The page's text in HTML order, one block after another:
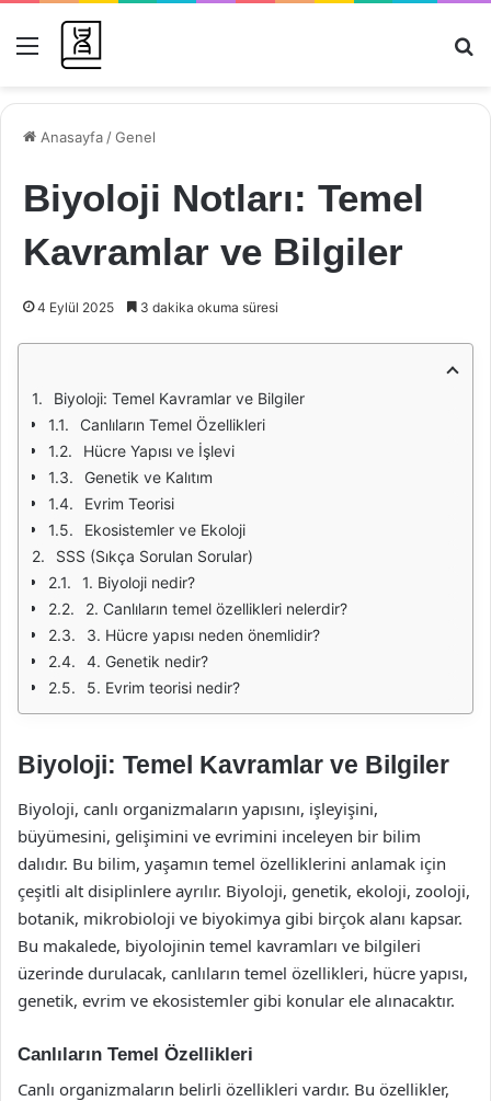
Menü
Anasayfa /Genel
Biyoloji Notları: Temel
Kavramlar ve Bilgiler
4 Eylül 2025 3 dakika okuma süresi
Biyoloji: Temel Kavramlar ve Bilgiler
Canlıların Temel Özellikleri
Hücre Yapısı ve İşlevi
Genetik ve Kalıtım
Evrim Teorisi
Ekosistemler ve Ekoloji
SSS (Sıkça Sorulan Sorular)
1. Biyoloji nedir?
2. Canlıların temel özellikleri nelerdir?
3. Hücre yapısı neden önemlidir?
4. Genetik nedir?
5. Evrim teorisi nedir?
Biyoloji: Temel Kavramlar ve Bilgiler
Biyoloji, canlı organizmaların yapısını, işleyişini,
büyümesini, gelişimini ve evrimini inceleyen bir bilim
dalıdır. Bu bilim, yaşamın temel özelliklerini anlamak için
çeşitli alt disiplinlere ayrılır. Biyoloji, genetik, ekoloji, zooloji,
botanik, mikrobioloji ve biyokimya gibi birçok alanı kapsar.
Bu makalede, biyolojinin temel kavramları ve bilgileri
üzerinde durulacak, canlıların temel özellikleri, hücre yapısı,
genetik, evrim ve ekosistemler gibi konular ele alınacaktır.
Canlıların Temel Özellikleri
Canlı organizmaların belirli özellikleri vardır. Bu özellikler,